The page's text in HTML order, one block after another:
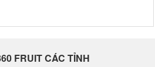
FRUIT CÁC TỈNH